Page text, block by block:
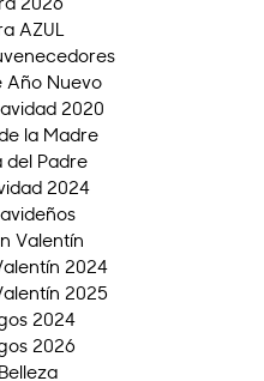
AZUL
Año Nuevo
2020
la Madre
del Padre
2024
Valentín
2024
2025
2024
2026